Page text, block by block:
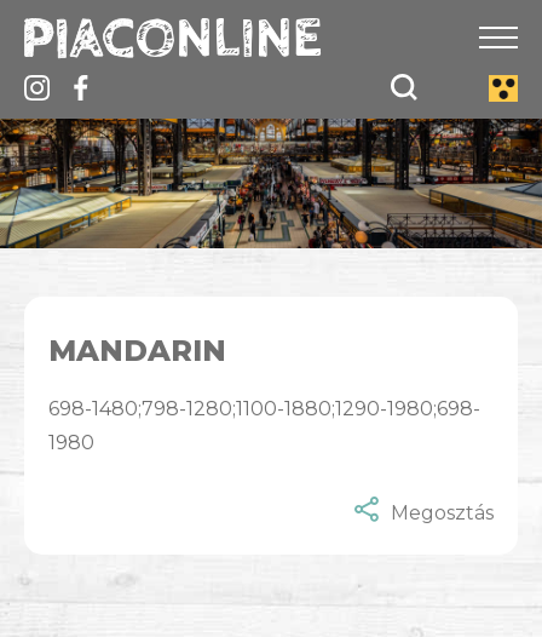
MANDARIN
698-1480;798-1280;1100-1880;1290-1980;698-
1980
Megosztás